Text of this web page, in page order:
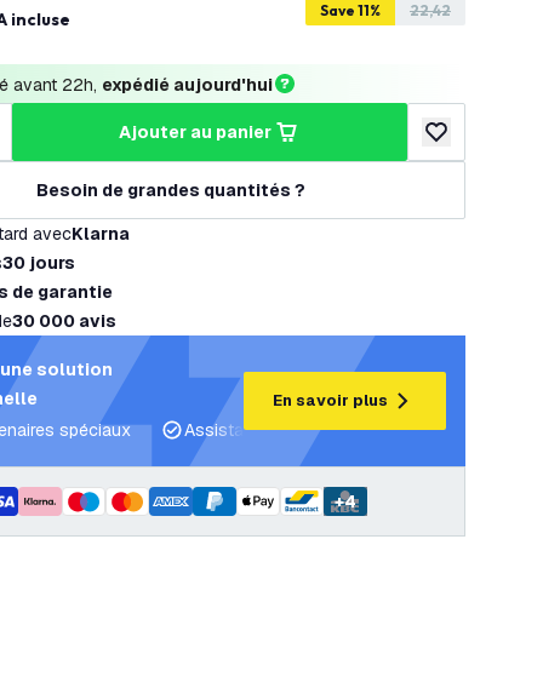
incluse Save 11% 22,42
avant 22h, expédié aujourd'hui
la quantité
ajouter au panier
ajouter à la
Besoin de grandes quantités ?
avecKlarna
30 jours
de garantie
30 000 avis
solution
spéciaux
Assistance projet et plans d’éclairage
En savoir plus
+4